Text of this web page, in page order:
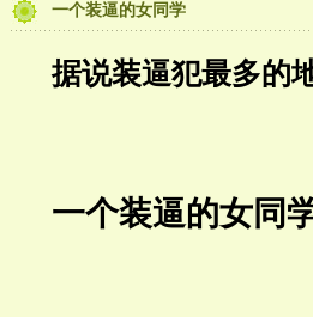
一个装逼的女同学
据说装逼犯最多的
一个装逼的女同